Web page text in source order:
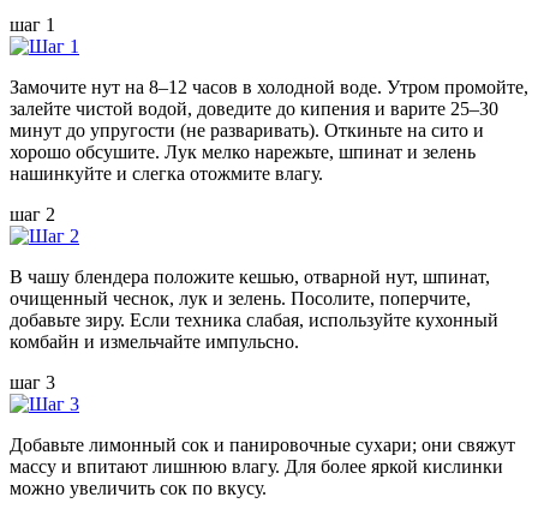
шаг 1
Замочите нут на 8–12 часов в холодной воде. Утром промойте,
залейте чистой водой, доведите до кипения и варите 25–30
минут до упругости (не разваривать). Откиньте на сито и
хорошо обсушите. Лук мелко нарежьте, шпинат и зелень
нашинкуйте и слегка отожмите влагу.
шаг 2
В чашу блендера положите кешью, отварной нут, шпинат,
очищенный чеснок, лук и зелень. Посолите, поперчите,
добавьте зиру. Если техника слабая, используйте кухонный
комбайн и измельчайте импульсно.
шаг 3
Добавьте лимонный сок и панировочные сухари; они свяжут
массу и впитают лишнюю влагу. Для более яркой кислинки
можно увеличить сок по вкусу.